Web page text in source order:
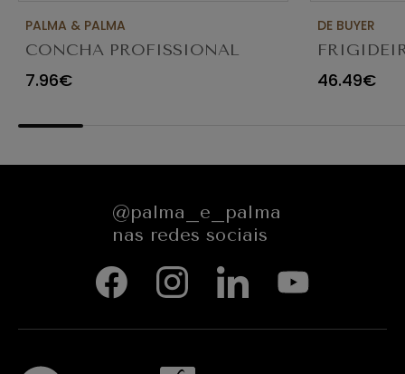
PALMA & PALMA
CONCHA PROFISSIONAL
8CM 4613LA
7.96€
DE BUYER
46.49€
@palma_e_palma
nas redes sociais